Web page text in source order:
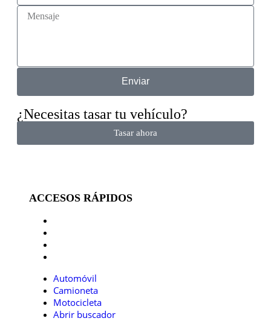
Enviar
¿Necesitas tasar tu vehículo?
Tasar ahora
ACCESOS RÁPIDOS
Automóvil
Camioneta
Motocicleta
Abrir buscador